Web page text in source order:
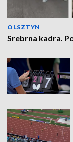
OLSZTYN
Srebrna kadra.